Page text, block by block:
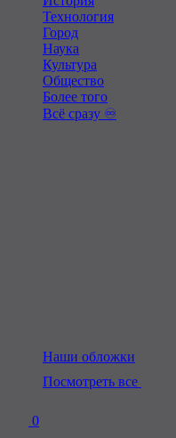
Технология
Город
Наука
Культура
Общество
Более того
Всё сразу ♾️
Наши обложки
Посмотреть все
0